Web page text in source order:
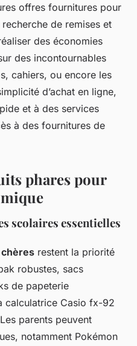
offres fournitures pour
de remises et
des économies
des incontournables
cahiers, ou encore les
d’achat en ligne,
et à des services
à des fournitures de
phares pour
scolaires essentielles
restent la priorité
robustes, sacs
de papeterie
calculatrice Casio fx-92
parents peuvent
notamment Pokémon